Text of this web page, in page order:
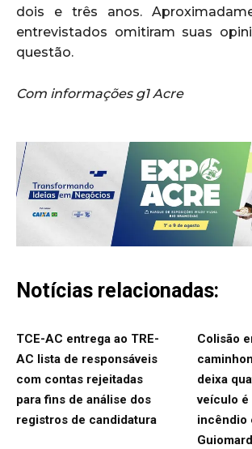
dois e três anos.
entrevistados omitiram suas
questão.
Com informações g1 Acre
Notícias relacionadas:
TCE-AC entrega ao TRE-
AC lista de responsáveis
com contas rejeitadas
para fins de análise dos
registros de candidatura
Colisão
deixa
veículo
incêndio
Guiomard